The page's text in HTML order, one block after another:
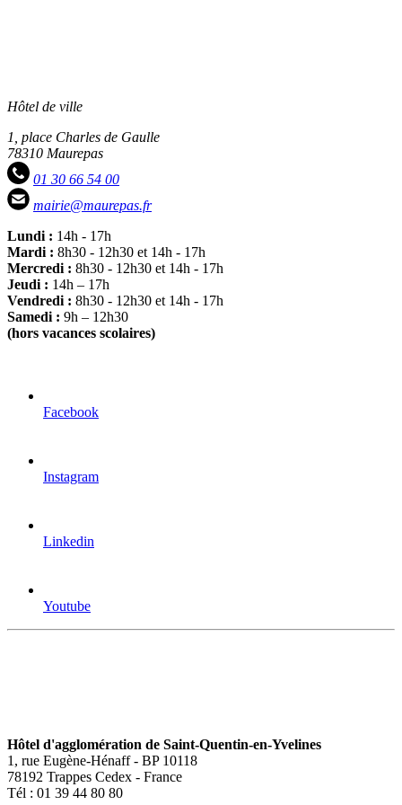
Hôtel de ville
1, place Charles de Gaulle
78310 Maurepas
01 30 66 54 00
mairie@maurepas.fr
Lundi : 14h - 17h
Mardi : 8h30 - 12h30 et 14h - 17h
Mercredi : 8h30 - 12h30 et 14h - 17h
Jeudi : 14h – 17h
Vendredi : 8h30 - 12h30 et 14h - 17h
Samedi : 9h – 12h30
(hors vacances scolaires)
Facebook
Instagram
Linkedin
Youtube
Hôtel d'agglomération de Saint-Quentin-en-Yvelines
1, rue Eugène-Hénaff - BP 10118
78192 Trappes Cedex - France
Tél : 01 39 44 80 80